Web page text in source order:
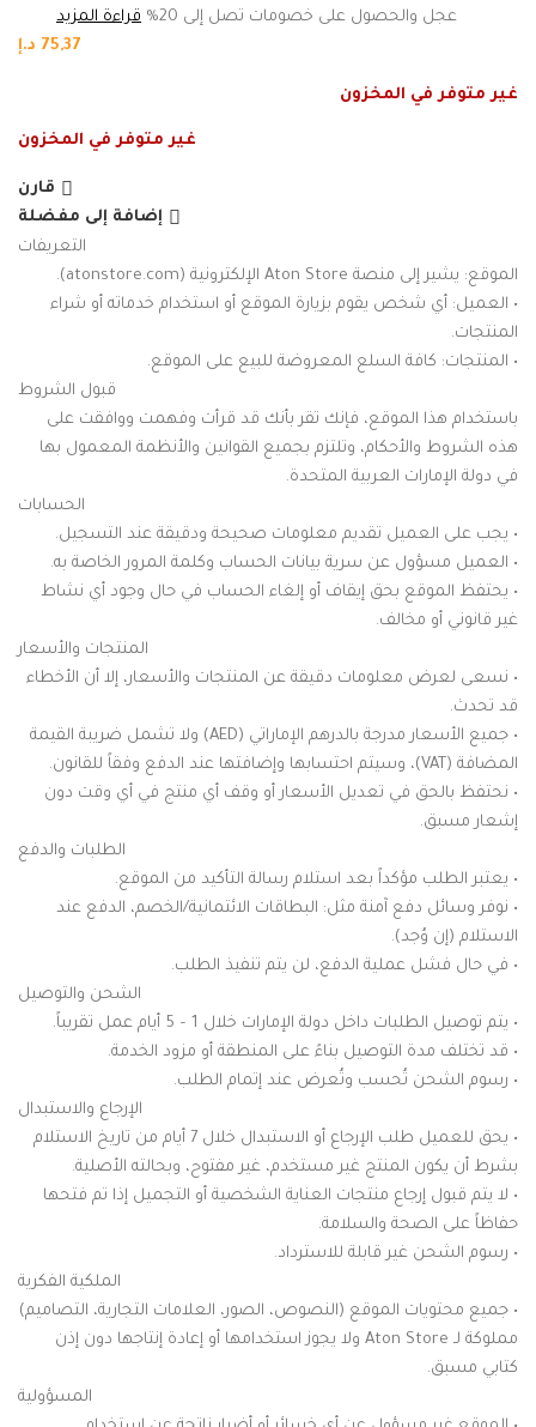
عجل والحصول على خصومات تصل إلى 20%
قراءة المزيد
75,37 د.إ
غير متوفر في المخزون
غير متوفر في المخزون
قارن
إضافة إلى مفضلة
التعريفات
الموقع: يشير إلى منصة Aton Store الإلكترونية (atonstore.com).
• العميل: أي شخص يقوم بزيارة الموقع أو استخدام خدماته أو شراء
المنتجات.
• المنتجات: كافة السلع المعروضة للبيع على الموقع.
قبول الشروط
باستخدام هذا الموقع، فإنك تقر بأنك قد قرأت وفهمت ووافقت على
هذه الشروط والأحكام، وتلتزم بجميع القوانين والأنظمة المعمول بها
في دولة الإمارات العربية المتحدة.
الحسابات
• يجب على العميل تقديم معلومات صحيحة ودقيقة عند التسجيل.
• العميل مسؤول عن سرية بيانات الحساب وكلمة المرور الخاصة به.
• يحتفظ الموقع بحق إيقاف أو إلغاء الحساب في حال وجود أي نشاط
غير قانوني أو مخالف.
المنتجات والأسعار
• نسعى لعرض معلومات دقيقة عن المنتجات والأسعار، إلا أن الأخطاء
قد تحدث.
• جميع الأسعار مدرجة بالدرهم الإماراتي (AED) ولا تشمل ضريبة القيمة
المضافة (VAT)، وسيتم احتسابها وإضافتها عند الدفع وفقاً للقانون.
• نحتفظ بالحق في تعديل الأسعار أو وقف أي منتج في أي وقت دون
إشعار مسبق.
الطلبات والدفع
• يعتبر الطلب مؤكداً بعد استلام رسالة التأكيد من الموقع.
• نوفر وسائل دفع آمنة مثل: البطاقات الائتمانية/الخصم، الدفع عند
الاستلام (إن وُجد).
• في حال فشل عملية الدفع، لن يتم تنفيذ الطلب.
الشحن والتوصيل
• يتم توصيل الطلبات داخل دولة الإمارات خلال 1 – 5 أيام عمل تقريباً.
• قد تختلف مدة التوصيل بناءً على المنطقة أو مزود الخدمة.
• رسوم الشحن تُحسب وتُعرض عند إتمام الطلب.
الإرجاع والاستبدال
• يحق للعميل طلب الإرجاع أو الاستبدال خلال 7 أيام من تاريخ الاستلام
بشرط أن يكون المنتج غير مستخدم، غير مفتوح، وبحالته الأصلية.
• لا يتم قبول إرجاع منتجات العناية الشخصية أو التجميل إذا تم فتحها
حفاظاً على الصحة والسلامة.
• رسوم الشحن غير قابلة للاسترداد.
الملكية الفكرية
• جميع محتويات الموقع (النصوص، الصور، العلامات التجارية، التصاميم)
مملوكة لـ Aton Store ولا يجوز استخدامها أو إعادة إنتاجها دون إذن
كتابي مسبق.
المسؤولية